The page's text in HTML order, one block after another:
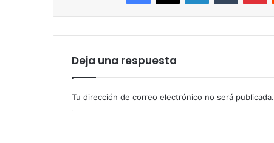
Deja una respuesta
Tu dirección de correo electrónico no será publicada.